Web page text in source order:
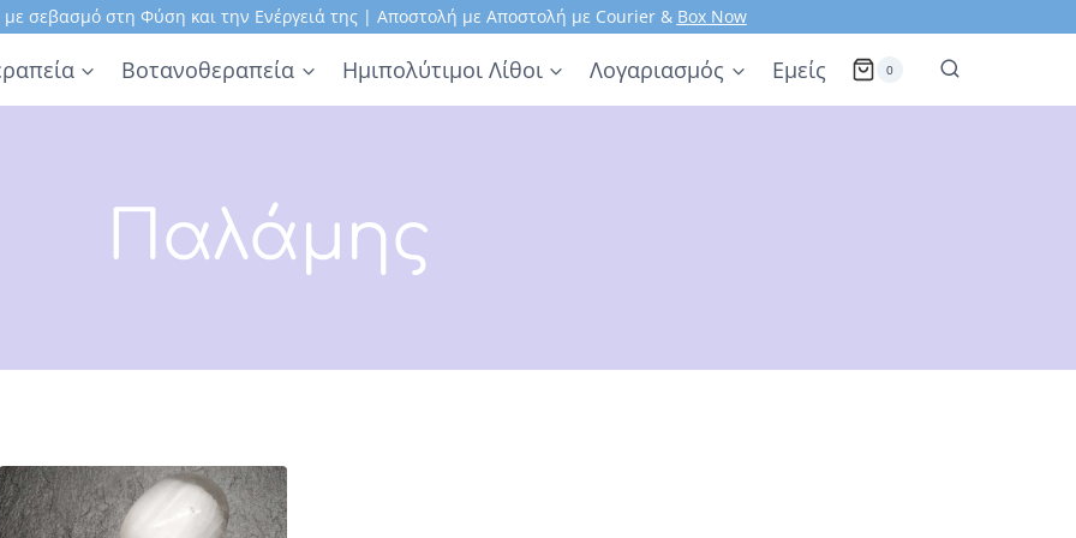
με σεβασμό στη Φύση και την Ενέργειά της | Αποστολή με Αποστολή με Courier & Box Now
Βοτανοθεραπεία Ημιπολύτιμοι Λίθοι Λογαριασμός Εμείς 0
Παλάμης